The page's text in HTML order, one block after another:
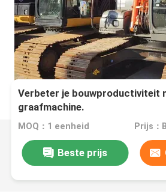
Verbeter je bouwproductiviteit
graafmachine.
MOQ：1 eenheid Prijs：
Beste prijs